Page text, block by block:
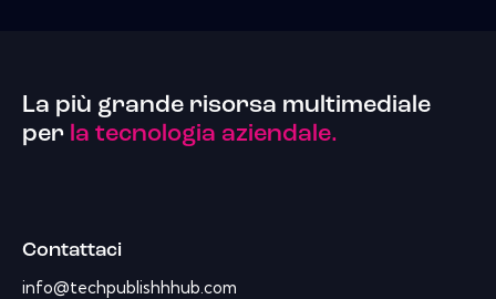
La più grande risorsa multimediale
per la tecnologia aziendale.
Contattaci
info@techpublishhhub.com